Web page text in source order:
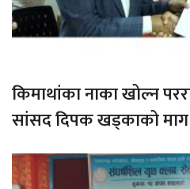
किमाथांका नाका खोल्न
सांसद दिपक खड्काको माग